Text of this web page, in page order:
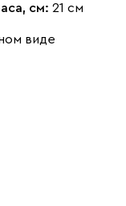
см: 21 см
виде